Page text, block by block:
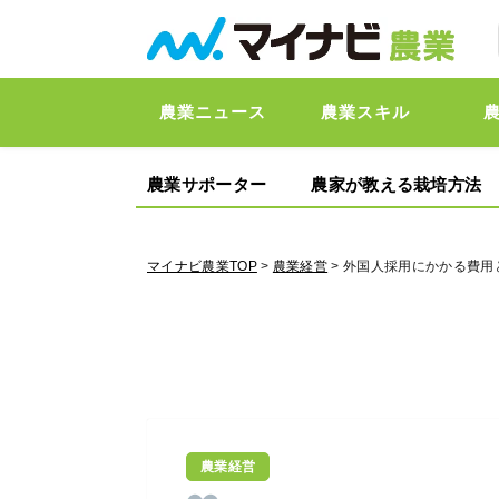
農業ニュース 農業スキル
農業サポーター 農家が教える栽培方法
マイナビ農業TOP> 農業経営 > 外国人採用にかかる費
農業経営